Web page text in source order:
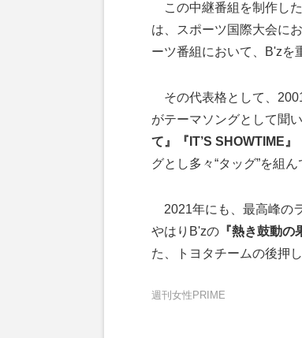
この中継番組を制作し
は、スポーツ国際大会に
ーツ番組において、B'zを
その代表格として、
がテーマソングとして聞
て』『IT’S SHOWTIME』
グとし多々“タッグ”を組ん
2021年にも、最高峰の
やはりB'zの 『熱き鼓動の
た、トヨタチームの後押し
週刊女性PRIME